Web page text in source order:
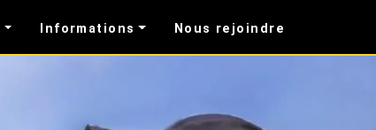
Informations Nous rejoindre